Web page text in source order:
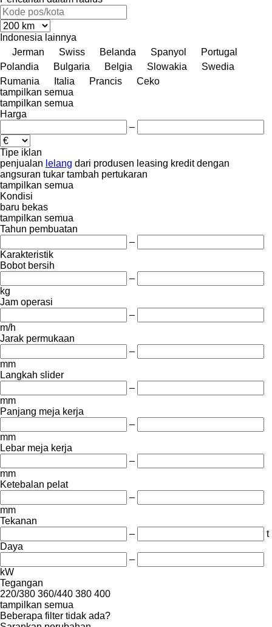
Indonesia lainnya
Jerman
Swiss Belanda Spanyol
Portugal
Polandia
Bulgaria Belgia Slowakia
Swedia
Rumania
Italia Prancis
Ceko
tampilkan semua
tampilkan semua
Harga
–
Tipe iklan
penjualan lelang dari produsen leasing kredit dengan
angsuran tukar tambah pertukaran
tampilkan semua
Kondisi
baru bekas
tampilkan semua
Tahun pembuatan
–
Karakteristik
Bobot bersih
–
kg
Jam operasi
–
m/h
Jarak permukaan
–
mm
Langkah slider
–
mm
Panjang meja kerja
–
mm
Lebar meja kerja
–
mm
Ketebalan pelat
–
mm
Tekanan
–
t
Daya
–
kW
Tegangan
220/380 360/440 380 400
tampilkan semua
Beberapa filter tidak ada?